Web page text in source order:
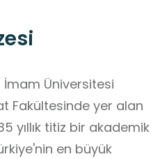
Üniversitesi
Fakültesinde yer alan
yıllık titiz bir akademik
en büyük